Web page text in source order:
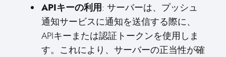
APIキーの利用: サーバーは、プッシュ
通知サービスに通知を送信する際に、
APIキーまたは認証トークンを使用しま
す。これにより、サーバーの正当性が確